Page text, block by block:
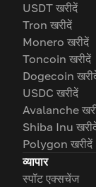
USDT खरीदें
Tron खरीदें
Monero खरीदें
Toncoin खरीदें
Dogecoin
USDC खरीदें
Avalanche
Shiba Inu
Polygon खरीदें
व्यापार
स्पॉट एक्सचेंज